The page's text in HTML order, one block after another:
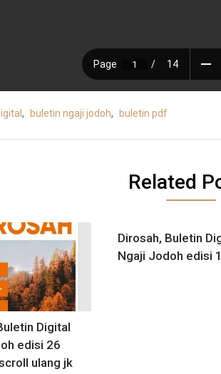
, buletin ngaji jodoh, buletin pdf
Related
Digital
edisi 26
ulang jk
Dirosah, Buletin
Ngaji Jodoh edisi